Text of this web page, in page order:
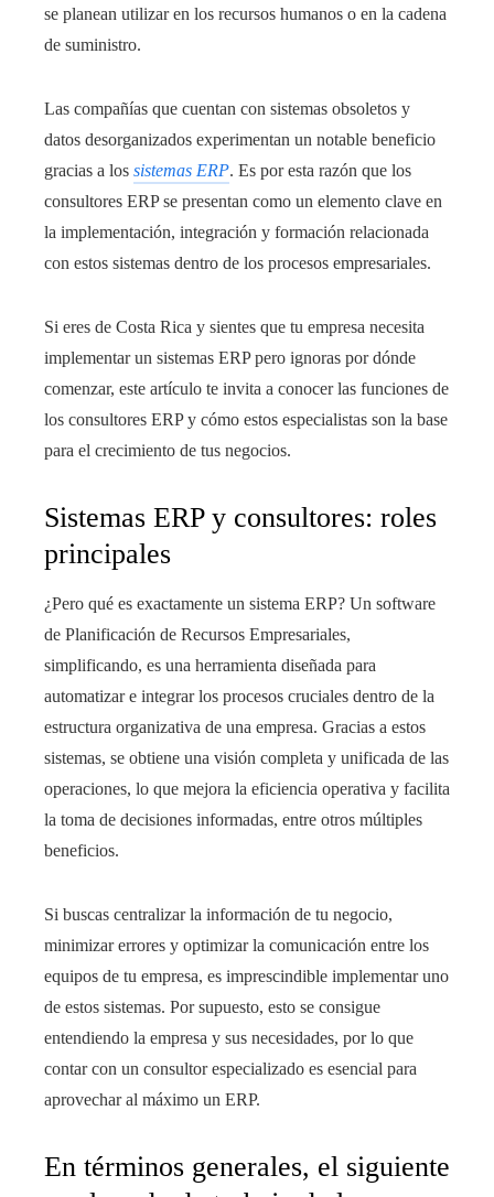
se planean utilizar en los recursos humanos o en la cadena
de suministro.
Las compañías que cuentan con sistemas obsoletos y
datos desorganizados experimentan un notable beneficio
gracias a los sistemas ERP. Es por esta razón que los
consultores ERP se presentan como un elemento clave en
la implementación, integración y formación relacionada
con estos sistemas dentro de los procesos empresariales.
Si eres de Costa Rica y sientes que tu empresa necesita
implementar un sistemas ERP pero ignoras por dónde
comenzar, este artículo te invita a conocer las funciones de
los consultores ERP y cómo estos especialistas son la base
para el crecimiento de tus negocios.
Sistemas ERP y consultores: roles
principales
¿Pero qué es exactamente un sistema ERP? Un software
de Planificación de Recursos Empresariales,
simplificando, es una herramienta diseñada para
automatizar e integrar los procesos cruciales dentro de la
estructura organizativa de una empresa. Gracias a estos
sistemas, se obtiene una visión completa y unificada de las
operaciones, lo que mejora la eficiencia operativa y facilita
la toma de decisiones informadas, entre otros múltiples
beneficios.
Si buscas centralizar la información de tu negocio,
minimizar errores y optimizar la comunicación entre los
equipos de tu empresa, es imprescindible implementar uno
de estos sistemas. Por supuesto, esto se consigue
entendiendo la empresa y sus necesidades, por lo que
contar con un consultor especializado es esencial para
aprovechar al máximo un ERP.
En términos generales, el siguiente